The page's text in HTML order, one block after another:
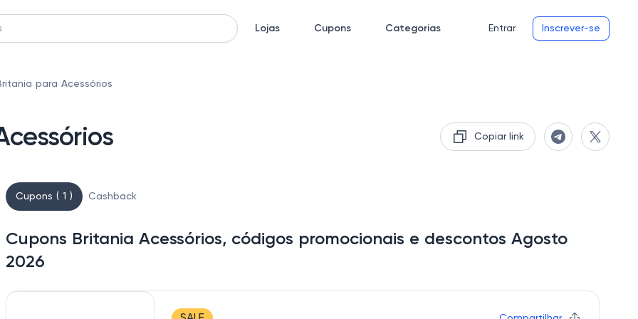
Lojas Cupons Categorias Entrar Inscrever-se
para Acessórios
Copiar link
Cupons ( 1 ) Cashback
Cupons Britania Acessórios, códigos promocionais e descontos Agosto
2026